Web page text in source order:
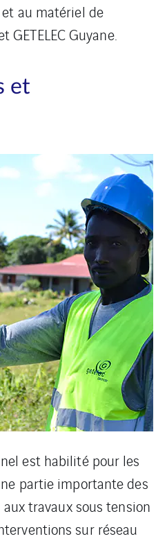
au matériel de
GETELEC Guyane.
et
est habilité pour les
partie importante des
travaux sous tension
sur réseau